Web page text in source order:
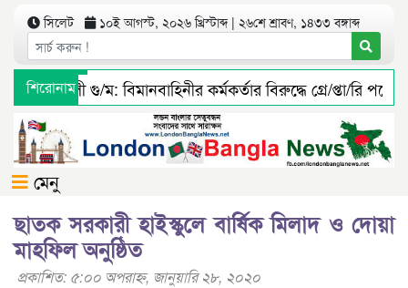
সিলেট ১০ই আগস্ট, ২০২৬ খ্রিস্টাব্দ | ২৬শে শ্রাবণ, ১৪৩৩ বঙ্গাব্দ
শিরোনাম
আলী গু/ম: বিমানবাহিনীর কর্মকর্তার বিরুদ্ধে গ্রে/প্তা/রি
ইউনিয়ন ফাউন্ডেশন ইউকের ৫ম দ্বিবার্ষিক সম্মেলন ও
মেনু
ছাতক সরকারী হাইস্কুলে বার্ষিক মিলাদ ও দোয়া
মাহফিল অনুষ্ঠিত
প্রকাশিত: ৫:০০ অপরাহ্ণ, জানুয়ারি ২৮, ২০২০